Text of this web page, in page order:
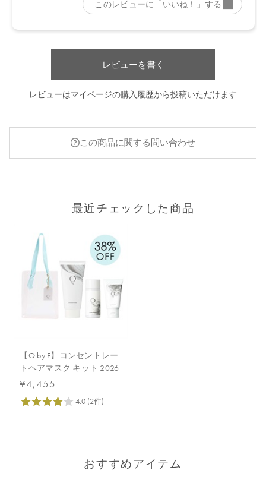
レビューを書く
レビューはマイページの購入履歴から投稿いただけます
この商品に関する問い合わせ
最近チェックした商品
【O by F】コンセントレー
トヘアマスク キット 2026
¥4,455
おすすめアイテム